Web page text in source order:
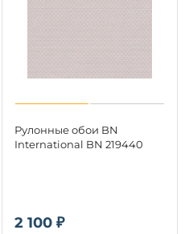
2 100 ₽
Рулонные обои BN
International BN 219440